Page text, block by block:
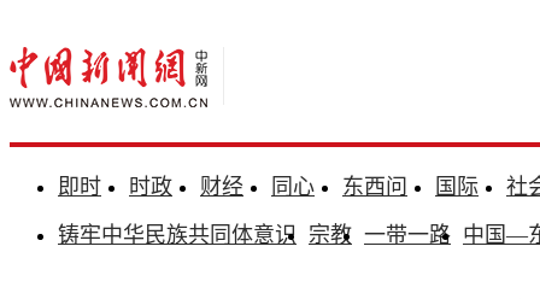
即时 时政 财经 同心 东西问 国际
社
铸牢中华民族共同体意识 宗教 一带一路 中国—